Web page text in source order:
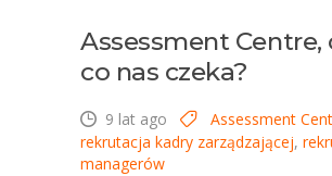
Assessment Centre,
co nas czeka?
9 lat ago Assessment
rekrutacja kadry zarządzającej,
managerów